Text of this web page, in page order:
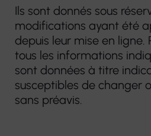
Ils sont donnés sous
modifications ayant été
depuis leur mise en ligne.
tous les informations
sont données à titre
susceptibles de changer
sans préavis.